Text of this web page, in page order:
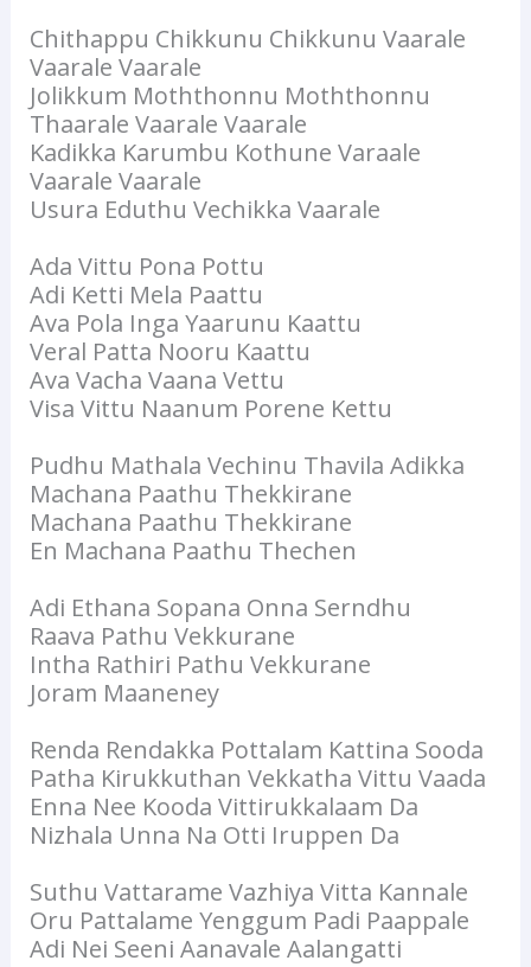
Chithappu Chikkunu Chikkunu Vaarale
Vaarale Vaarale
Jolikkum Moththonnu Moththonnu
Thaarale Vaarale Vaarale
Kadikka Karumbu Kothune Varaale
Vaarale Vaarale
Usura Eduthu Vechikka Vaarale
Ada Vittu Pona Pottu
Adi Ketti Mela Paattu
Ava Pola Inga Yaarunu Kaattu
Veral Patta Nooru Kaattu
Ava Vacha Vaana Vettu
Visa Vittu Naanum Porene Kettu
Pudhu Mathala Vechinu Thavila Adikka
Machana Paathu Thekkirane
Machana Paathu Thekkirane
En Machana Paathu Thechen
Adi Ethana Sopana Onna Serndhu
Raava Pathu Vekkurane
Intha Rathiri Pathu Vekkurane
Joram Maaneney
Renda Rendakka Pottalam Kattina Sooda
Patha Kirukkuthan Vekkatha Vittu Vaada
Enna Nee Kooda Vittirukkalaam Da
Nizhala Unna Na Otti Iruppen Da
Suthu Vattarame Vazhiya Vitta Kannale
Oru Pattalame Yenggum Padi Paappale
Adi Nei Seeni Aanavale Aalangatti